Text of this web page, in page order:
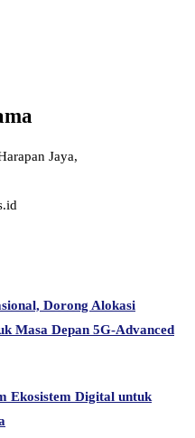
Jaya,
Dorong Alokasi
Masa Depan 5G-Advanced
Ekosistem Digital untuk